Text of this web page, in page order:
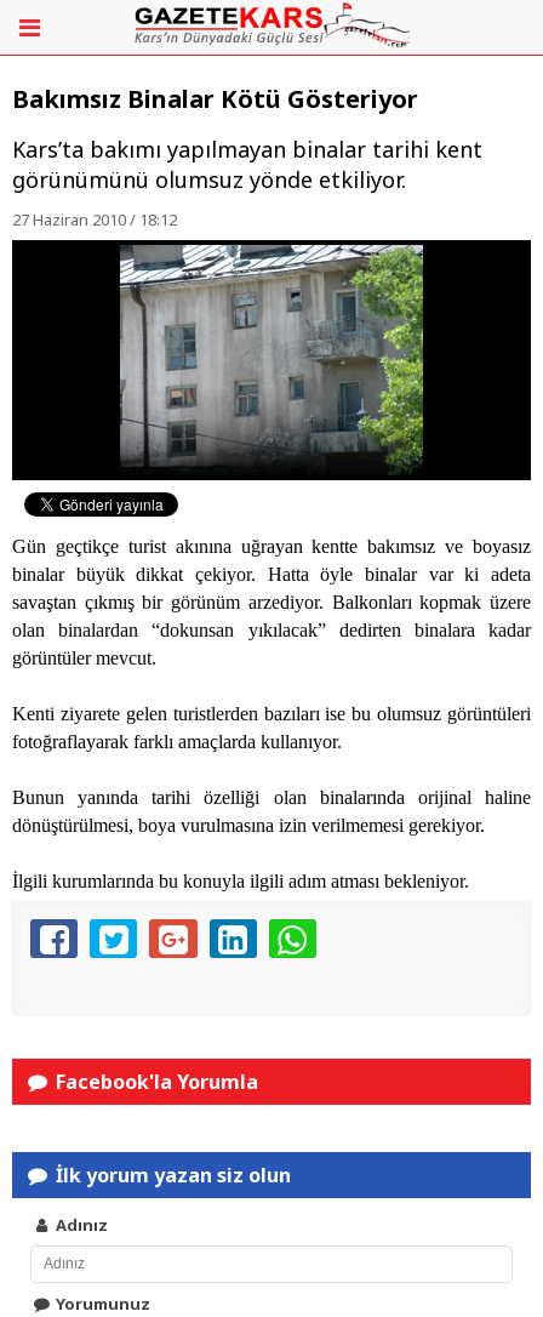
Bakımsız Binalar Kötü Gösteriyor
Kars’ta bakımı yapılmayan binalar tarihi kent
görünümünü olumsuz yönde etkiliyor.
27 Haziran 2010 / 18:12
Gün geçtikçe turist akınına uğrayan kentte bakımsız ve boyasız
binalar büyük dikkat çekiyor. Hatta öyle binalar var ki adeta
savaştan çıkmış bir görünüm arzediyor. Balkonları kopmak üzere
olan binalardan “dokunsan yıkılacak” dedirten binalara kadar
görüntüler mevcut.
Kenti ziyarete gelen turistlerden bazıları ise bu olumsuz görüntüleri
fotoğraflayarak farklı amaçlarda kullanıyor.
Bunun yanında tarihi özelliği olan binalarında orijinal haline
dönüştürülmesi, boya vurulmasına izin verilmemesi gerekiyor.
İlgili kurumlarında bu konuyla ilgili adım atması bekleniyor.
Facebook'la Yorumla
İlk yorum yazan siz olun
Adınız
Yorumunuz